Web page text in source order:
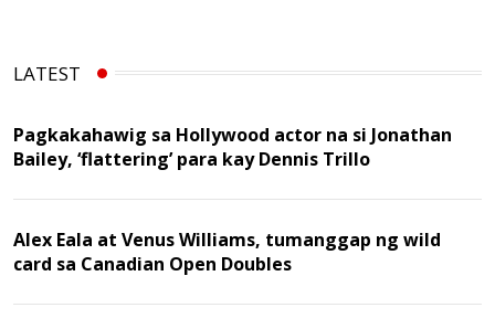
LATEST
Pagkakahawig sa Hollywood actor na si Jonathan
Bailey, ‘flattering’ para kay Dennis Trillo
Alex Eala at Venus Williams, tumanggap ng wild
card sa Canadian Open Doubles